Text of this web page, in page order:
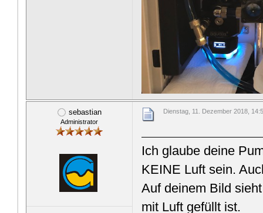
sebastian
Administrator
Dienstag, 11. Dezember 2018,
Ich glaube deine
KEINE Luft sein.
Auf deinem Bild
mit Luft gefüllt ist.